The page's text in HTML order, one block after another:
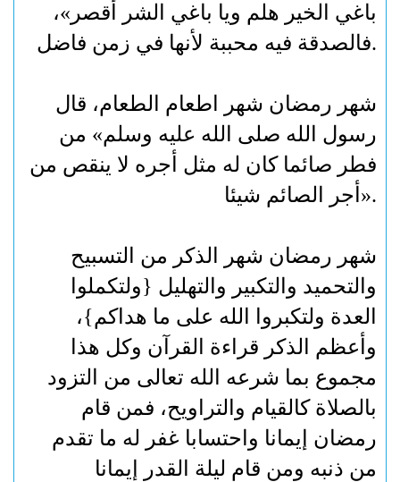
باغي الخير هلم ويا باغي الشر أقصر»،
فالصدقة فيه محببة لأنها في زمن فاضل.
شهر رمضان شهر اطعام الطعام، قال
رسول الله صلى الله عليه وسلم» من
فطر صائما كان له مثل أجره لا ينقص من
أجر الصائم شيئا ».
شهر رمضان شهر الذكر من التسبيح
والتحميد والتكبير والتهليل {ولتكملوا
العدة ولتكبروا الله على ما هداكم}،
وأعظم الذكر قراءة القرآن وكل هذا
مجموع بما شرعه الله تعالى من التزود
بالصلاة كالقيام والتراويح، فمن قام
رمضان إيمانا واحتسابا غفر له ما تقدم
من ذنبه ومن قام ليلة القدر إيمانا